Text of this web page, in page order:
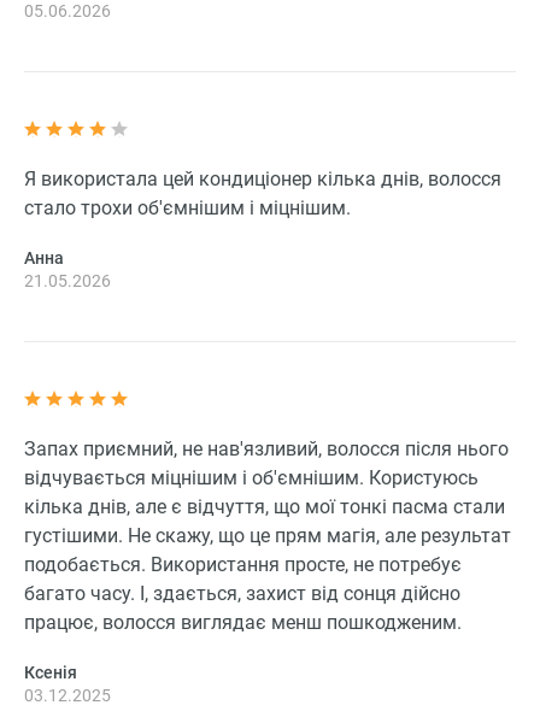
05.06.2026
Я використала цей кондиціонер кілька днів, волосся
стало трохи об'ємнішим і міцнішим.
Анна
21.05.2026
Запах приємний, не нав'язливий, волосся після нього
відчувається міцнішим і об'ємнішим. Користуюсь
кілька днів, але є відчуття, що мої тонкі пасма стали
густішими. Не скажу, що це прям магія, але результат
подобається. Використання просте, не потребує
багато часу. І, здається, захист від сонця дійсно
працює, волосся виглядає менш пошкодженим.
Ксенія
03.12.2025